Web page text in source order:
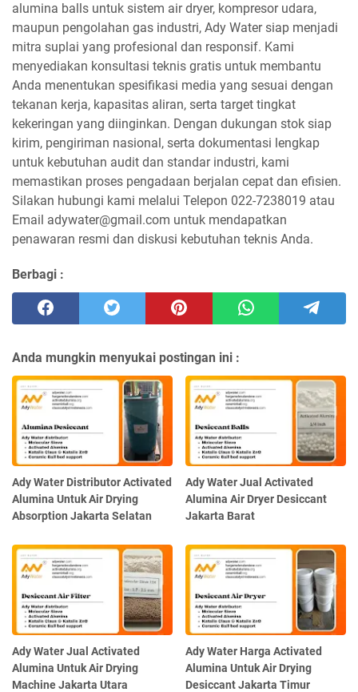
alumina balls untuk sistem air dryer, kompresor udara,
maupun pengolahan gas industri, Ady Water siap menjadi
mitra suplai yang profesional dan responsif. Kami
menyediakan konsultasi teknis gratis untuk membantu
Anda menentukan spesifikasi media yang sesuai dengan
tekanan kerja, kapasitas aliran, serta target tingkat
kekeringan yang diinginkan. Dengan dukungan stok siap
kirim, pengiriman nasional, serta dokumentasi lengkap
untuk kebutuhan audit dan standar industri, kami
memastikan proses pengadaan berjalan cepat dan efisien.
Silakan hubungi kami melalui Telepon 022-7238019 atau
Email adywater@gmail.com untuk mendapatkan
penawaran resmi dan diskusi kebutuhan teknis Anda.
Berbagi :
Anda mungkin menyukai postingan ini :
Ady Water Distributor Activated
Alumina Untuk Air Drying
Absorption Jakarta Selatan
Ady Water Jual Activated
Alumina Air Dryer Desiccant
Jakarta Barat
Ady Water Jual Activated
Alumina Untuk Air Drying
Machine Jakarta Utara
Ady Water Harga Activated
Alumina Untuk Air Drying
Desiccant Jakarta Timur